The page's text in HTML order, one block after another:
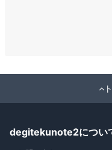
degitekunote2につい